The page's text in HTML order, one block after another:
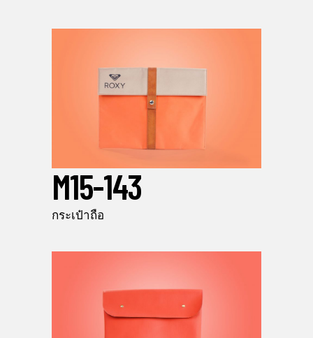
M15-143
กระเป๋าถือ